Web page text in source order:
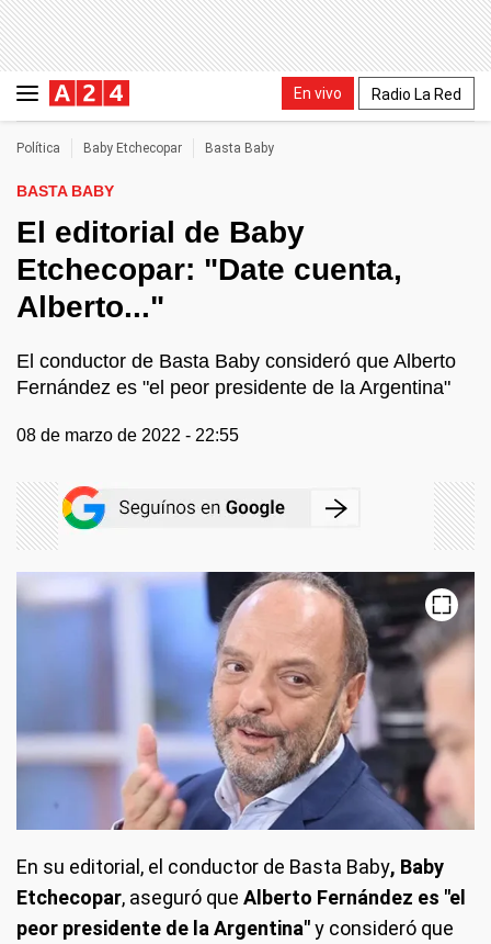
En vivo Radio La Red
Política Baby Etchecopar Basta Baby
BASTA BABY
El editorial de Baby
Etchecopar: "Date cuenta,
Alberto..."
El conductor de Basta Baby consideró que Alberto
Fernández es "el peor presidente de la Argentina"
08 de marzo de 2022 - 22:55
En su editorial, el conductor de Basta Baby, Baby
Etchecopar, aseguró que Alberto Fernández es "el
peor presidente de la Argentina"y consideró que